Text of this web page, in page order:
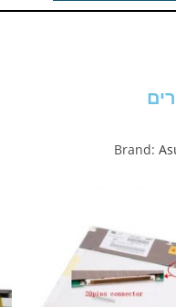
Brand: